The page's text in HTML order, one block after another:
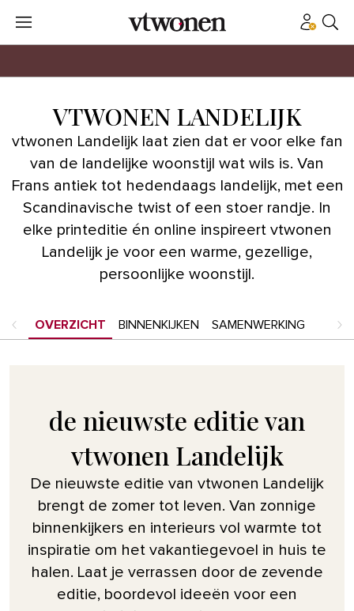
VTWONEN LANDELIJK
vtwonen Landelijk laat zien dat er voor elke fan
van de landelijke woonstijl wat wils is. Van
Frans antiek tot hedendaags landelijk, met een
Scandinavische twist of een stoer randje. In
elke printeditie én online inspireert vtwonen
Landelijk je voor een warme, gezellige,
persoonlijke woonstijl.
OVERZICHT BINNENKIJKEN SAMENWERKING
de nieuwste editie van
vtwonen Landelijk
De nieuwste editie van vtwonen Landelijk
brengt de zomer tot leven. Van zonnige
binnenkijkers en interieurs vol warmte tot
inspiratie om het vakantiegevoel in huis te
halen. Laat je verrassen door de zevende
editie, boordevol ideeën voor een